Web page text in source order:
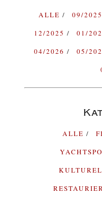
ALLE 09/2025
12/2025
01/
04/2026
05/
ALLE